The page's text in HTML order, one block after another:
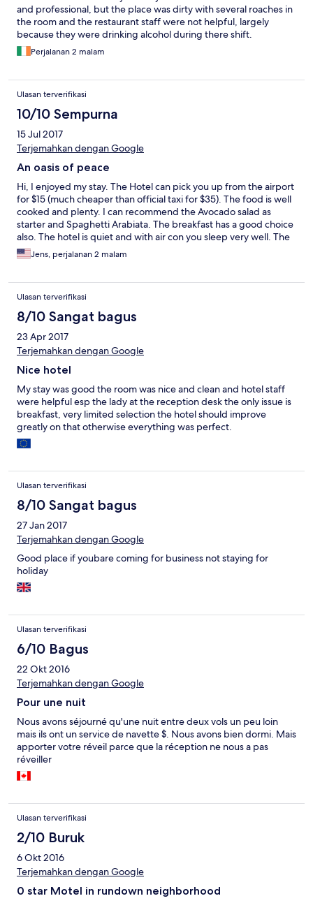
and professional, but the place was dirty with several roaches in
the room and the restaurant staff were not helpful, largely
because they were drinking alcohol during there shift.
Perjalanan 2 malam
Ulasan terverifikasi
10/10 Sempurna
15 Jul 2017
Terjemahkan dengan Google
An oasis of peace
Hi, I enjoyed my stay. The Hotel can pick you up from the airport
for $15 (much cheaper than official taxi for $35). The food is well
cooked and plenty. I can recommend the Avocado salad as
starter and Spaghetti Arabiata. The breakfast has a good choice
also. The hotel is quiet and with air con you sleep very well. The
bathroom was very clean. I also tested the Full Bidy Massage
from the Wellness Spa offer and it was very relaxing after a long
Jens, perjalanan 2 malam
Ulasan terverifikasi
8/10 Sangat bagus
23 Apr 2017
Terjemahkan dengan Google
Nice hotel
My stay was good the room was nice and clean and hotel staff
were helpful esp the lady at the reception desk the only issue is
breakfast, very limited selection the hotel should improve
greatly on that otherwise everything was perfect.
Ulasan terverifikasi
8/10 Sangat bagus
27 Jan 2017
Terjemahkan dengan Google
Good place if youbare coming for business not staying for
holiday
Ulasan terverifikasi
6/10 Bagus
22 Okt 2016
Terjemahkan dengan Google
Pour une nuit
Nous avons séjourné qu'une nuit entre deux vols un peu loin
mais ils ont un service de navette $. Nous avons bien dormi. Mais
apporter votre réveil parce que la réception ne nous a pas
réveiller
Ulasan terverifikasi
2/10 Buruk
6 Okt 2016
Terjemahkan dengan Google
0 star Motel in rundown neighborhood